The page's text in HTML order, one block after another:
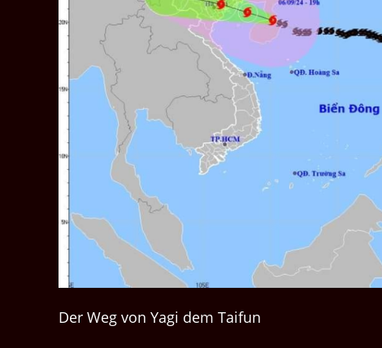
Der Weg von Yagi dem Taifun